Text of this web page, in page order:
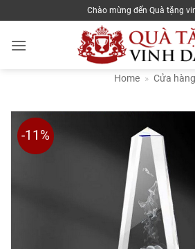
to
content
Chào mừng đến Quà tặng
Home » Cửa hàng
-11%